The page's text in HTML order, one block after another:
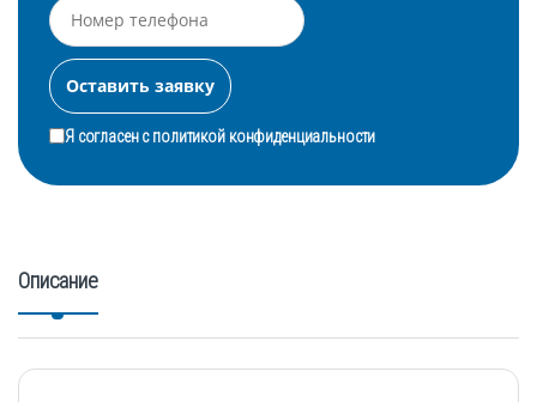
Я согласен сполитикой конфиденциальности
Описание